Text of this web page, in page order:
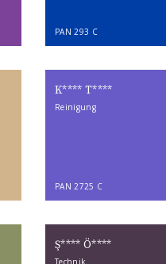
PAN 293 C
K**** T****
Reinigung
PAN 2725 C
Ş**** Ö****
Technik